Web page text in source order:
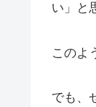
い」と
このよ
でも、